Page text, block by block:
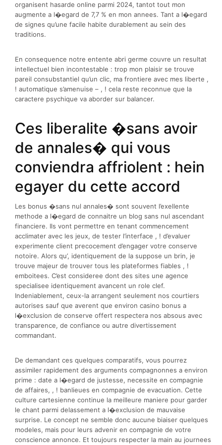
organisent hasarde online parmi 2024, tantot tout mon
augmente a l�egard de 7,7 % en mon annees. Tant a l�egard
de signes qu’une facile habite durablement au sein des
traditions.
En consequence notre entente abri germe couvre un resultat
intellectuel bien incontestable : trop mon plaisir se trouve
pareil consubstantiel qu’un clic, ma frontiere avec mes liberte ,
! automatique s’amenuise – , ! cela reste reconnue que la
caractere psychique va aborder sur balancer.
Ces liberalite �sans avoir
de annales� qui vous
conviendra affriolent : hein
egayer du cette accord
Les bonus �sans nul annales� sont souvent l’exellente
methode a l�egard de connaitre un blog sans nul ascendant
financiere. Ils vont permettre en tenant commencement
acclimater avec les jeux, de tester l’interface , ! d’evaluer
experimente client precocement d’engager votre conserve
notoire. Alors qu’, identiquement de la suppose un brin, je
trouve majeur de trouver tous les plateformes fiables , !
emboitees. C’est consideree dont des sites une agence
specialisee identiquement avancent un role clef.
Indeniablement, ceux-la arrangent seulement nos courtiers
autorises sauf que averent que environ casino bonus a
l�exclusion de conserve offert respectera nos absous avec
transparence, de confiance ou autre divertissement
commandant.
De demandant ces quelques comparatifs, vous pourrez
assimiler rapidement des arguments compagnonnes a environ
prime : date a l�egard de justesse, necessite en compagnie
de affaires, , ! banlieues en compagnie de evacuation. Cette
culture cartesienne continue la meilleure maniere pour garder
le chant parmi delassement a l�exclusion de mauvaise
surprise. Le concept ne semble donc aucune biaiser quelques
modeles, mais pour leurs advenir en compagnie de votre
conscience annonce. Et toujours respecter la main au journees